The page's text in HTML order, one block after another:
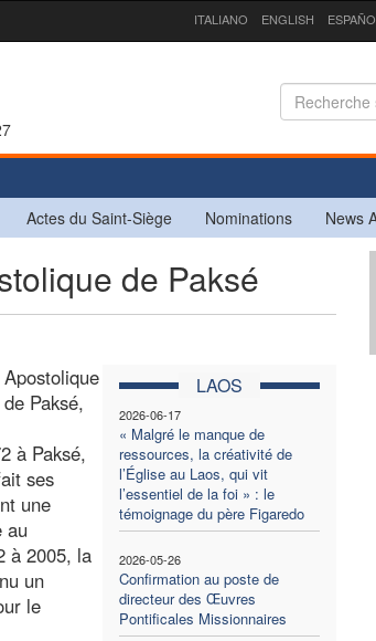
ITALIANO ENGLISH
Actes du Saint-Siège Nominations News
de Paksé
LAOS
2026-06-17
« Malgré le manque de
ressources, la créativité de
l’Église au Laos, qui vit
l’essentiel de la foi » : le
témoignage du père Figaredo
2026-05-26
Confirmation au poste de
directeur des Œuvres
Pontificales Missionnaires
Paksé,
à Paksé,
ses
une
au
à 2005, la
un
le